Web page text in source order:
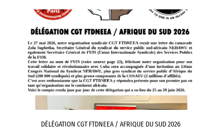
DÉLÉGATION CGT FTDNEEA / AFRIQUE DU SUD 2026